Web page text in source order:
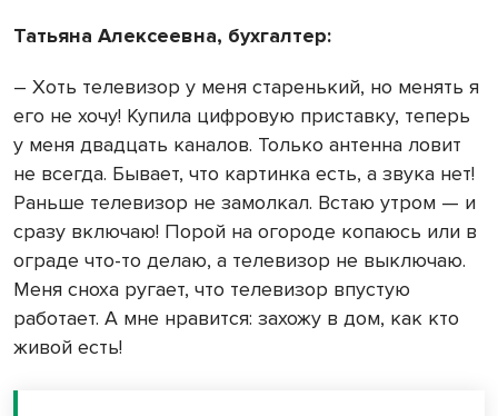
Татьяна Алексеевна, бухгалтер:
– Хоть телевизор у меня старенький, но менять я
его не хочу! Купила цифровую приставку, теперь
у меня двадцать каналов. Только антенна ловит
не всегда. Бывает, что картинка есть, а звука нет!
Раньше телевизор не замолкал. Встаю утром — и
сразу включаю! Порой на огороде копаюсь или в
ограде что-то делаю, а телевизор не выключаю.
Меня сноха ругает, что телевизор впустую
работает. А мне нравится: захожу в дом, как кто
живой есть!